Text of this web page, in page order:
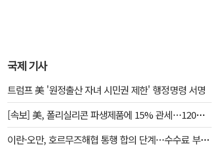
국제 기사
트럼프 美 '원정출산 자녀 시민권 제한' 행정명령 서명
[속보] 美, 폴리실리콘 파생제품에 15% 관세…120일 뒤 발효
이란-오만, 호르무즈해협 통행 합의 단계…수수료 부과되나